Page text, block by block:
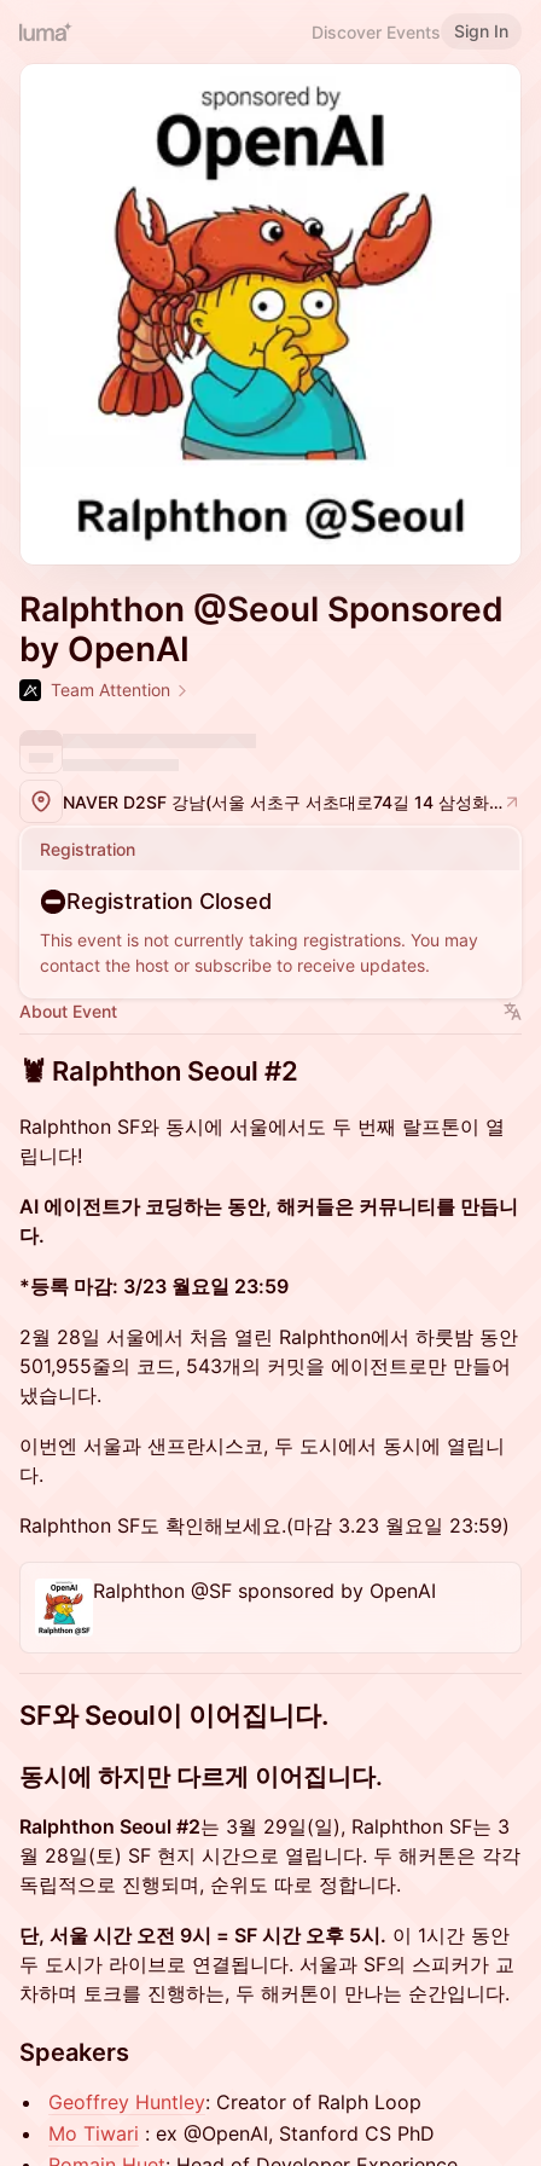
Discover Events Sign In
Ralphthon @Seoul Sponsored
by OpenAI
Team Attention
NAVER D2SF 강남(서울 서초구 서초대로74길 14 삼성화재 서초타워 18층)
Registration
Registration Closed
This event is not currently taking registrations. You may
contact the host or subscribe to receive updates.
About Event
🦞 Ralphthon Seoul #2
Ralphthon SF와 동시에 서울에서도 두 번째 랄프톤이 열
립니다!
AI 에이전트가 코딩하는 동안, 해커들은 커뮤니티를 만듭니
다.
*등록 마감: 3/23 월요일 23:59
2월 28일 서울에서 처음 열린 Ralphthon에서 하룻밤 동안
501,955줄의 코드, 543개의 커밋을 에이전트로만 만들어
냈습니다.
이번엔 서울과 샌프란시스코, 두 도시에서 동시에 열립니
다.
Ralphthon SF도 확인해보세요.(마감 3.23 월요일 23:59)
Ralphthon @SF sponsored by OpenAI
SF와 Seoul이 이어집니다.
동시에 하지만 다르게 이어집니다.
Ralphthon Seoul #2는 3월 29일(일), Ralphthon SF는 3
월 28일(토) SF 현지 시간으로 열립니다. 두 해커톤은 각각
독립적으로 진행되며, 순위도 따로 정합니다.
단, 서울 시간 오전 9시 = SF 시간 오후 5시. 이 1시간 동안
두 도시가 라이브로 연결됩니다. 서울과 SF의 스피커가 교
차하며 토크를 진행하는, 두 해커톤이 만나는 순간입니다.
Speakers
Geoffrey Huntley: Creator of Ralph Loop
Mo Tiwari : ex @OpenAI, Stanford CS PhD